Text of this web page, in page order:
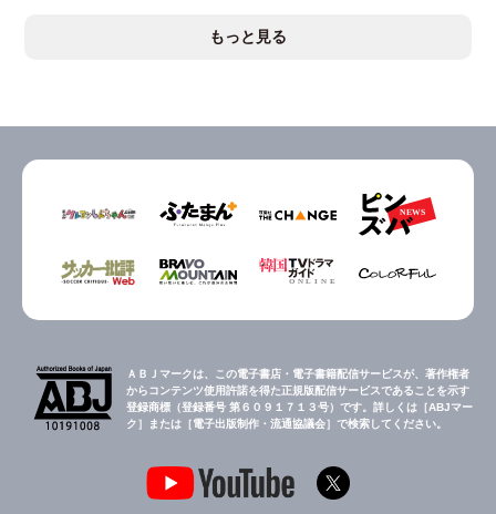
もっと見る
ＡＢＪマークは、この電子書店・電子書籍配信サービスが、著作権者
からコンテンツ使用許諾を得た正規版配信サービスであることを示す
登録商標（登録番号 第６０９１７１３号）です。詳しくは［ABJマー
ク］または［電子出版制作・流通協議会］で検索してください。